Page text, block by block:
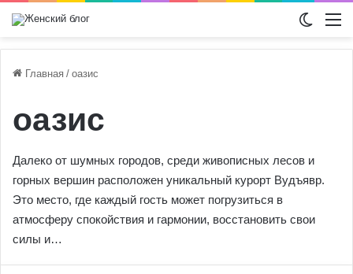
Главная / оазис
оазис
Далеко от шумных городов, среди живописных лесов и
горных вершин расположен уникальный курорт Вудъявр.
Это место, где каждый гость может погрузиться в
атмосферу спокойствия и гармонии, восстановить свои
силы и…